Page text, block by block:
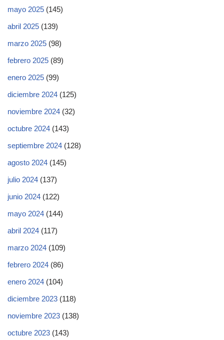
mayo 2025 (145)
abril 2025 (139)
marzo 2025 (98)
febrero 2025 (89)
enero 2025 (99)
diciembre 2024 (125)
noviembre 2024 (32)
octubre 2024 (143)
septiembre 2024 (128)
agosto 2024 (145)
julio 2024 (137)
junio 2024 (122)
mayo 2024 (144)
abril 2024 (117)
marzo 2024 (109)
febrero 2024 (86)
enero 2024 (104)
diciembre 2023 (118)
noviembre 2023 (138)
octubre 2023 (143)